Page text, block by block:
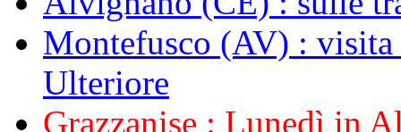
Montefusco (AV) :
Ulteriore
Grazzanise : Lunedì in